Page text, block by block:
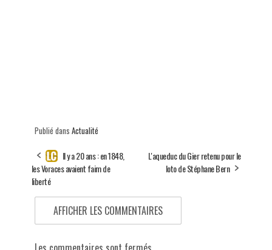
Publié dans Actualité
Il y a 20 ans : en 1848,
les Voraces avaient faim de
liberté
L'aqueduc du Gier retenu pour le
loto de Stéphane Bern
AFFICHER LES COMMENTAIRES